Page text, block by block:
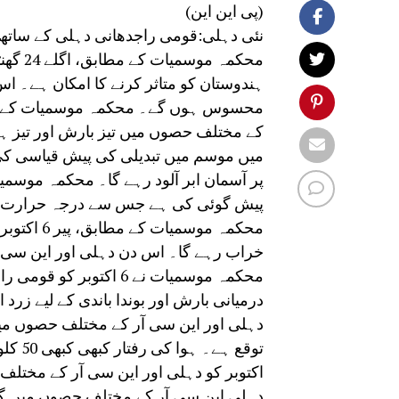
(پی این این)
نئی دہلی:قومی راجدھانی دہلی کے ساتھ
ہندوستان کو متاثر کرنے کا امکان
محسوس ہوں گے۔ محکمہ موسمیات کے
کے مختلف حصوں میں تیز بارش اور تیز
میں موسم میں تبدیلی کی پیش قیاسی
پر آسمان ابر آلود رہے گا۔ محکمہ
پیش گوئی کی ہے جس سے درجہ حرارت
محکمہ
خراب رہے گا۔ اس دن دہلی اور این سی
محکمہ موسمیات نے 6
درمیانی بارش اور بوندا باندی کے
اکتوبر کو دہلی اور این سی آر کے